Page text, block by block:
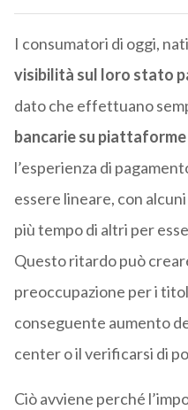
I consumatori di oggi,
visibilità sul loro stato
dato che effettuano
bancarie su
l’esperienza di
essere lineare, con
più tempo di altri per
Questo ritardo può
preoccupazione per i
conseguente aumento
center o il verificarsi di
Ciò avviene perché